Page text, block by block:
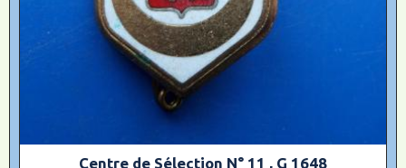
Centre de Sélection N° 11 , G 1648